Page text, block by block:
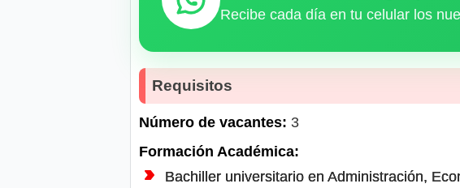
Recibe cada día en tu celular los
Requisitos
Número de vacantes: 3
Formación Académica:
Bachiller universitario en Administración,